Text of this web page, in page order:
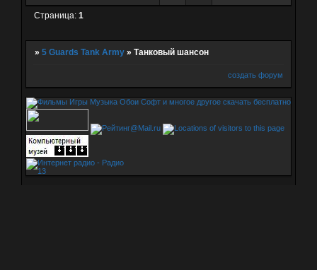
Страница: 1
» 5 Guards Tank Army » Танковый шансон
создать форум